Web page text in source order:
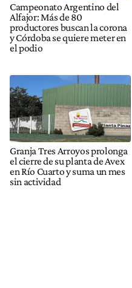
Campeonato Argentino del
Alfajor: Más de 80
productores buscan la corona
y Córdoba se quiere meter en
el podio
Granja Tres Arroyos prolonga
el cierre de su planta de Avex
en Río Cuarto y suma un mes
sin actividad